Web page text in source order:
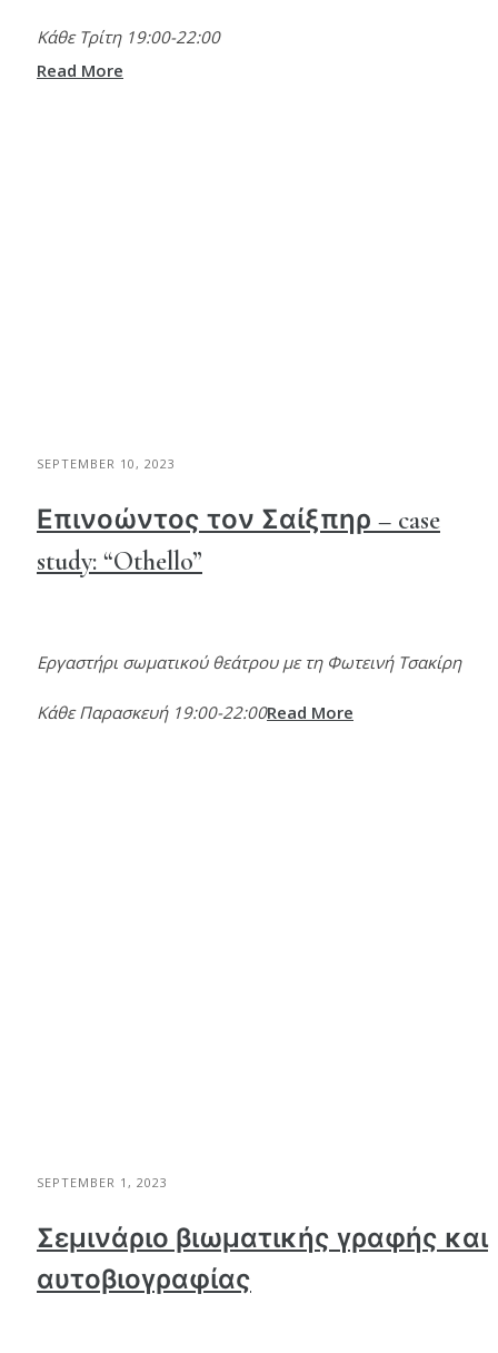
Κάθε Τρίτη 19:00-22:00
Read More
SEPTEMBER 10, 2023
Επινοώντος τον Σαίξπηρ – case
study: “Othello”
Εργαστήρι σωματικού θεάτρου με τη Φωτεινή Τσακίρη
Κάθε Παρασκευή 19:00-22:00Read More
SEPTEMBER 1, 2023
Σεμινάριο βιωματικής γραφής και
αυτοβιογραφίας